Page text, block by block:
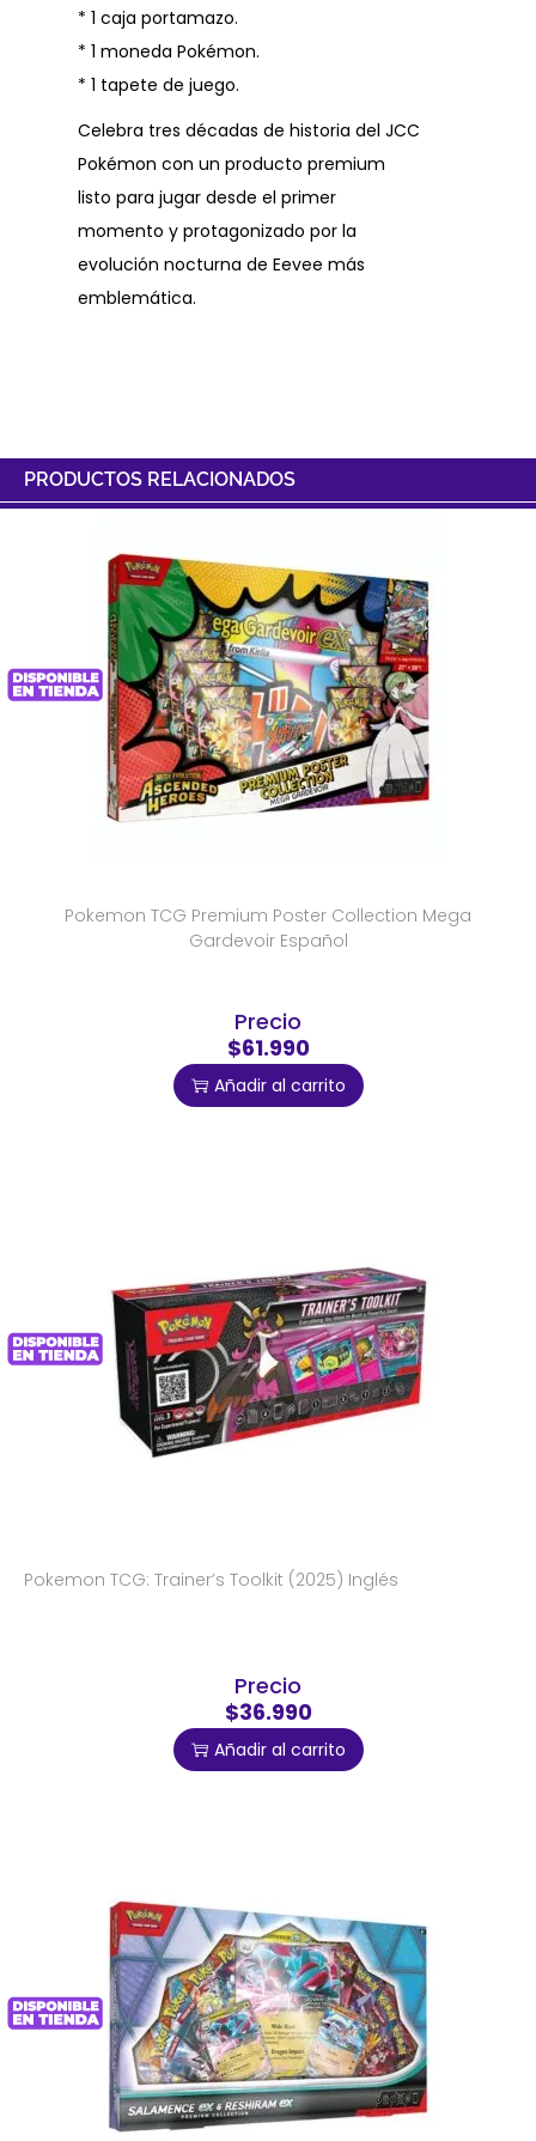
* 1 caja portamazo.
* 1 moneda Pokémon.
* 1 tapete de juego.
Celebra tres décadas de historia del JCC
Pokémon con un producto premium
listo para jugar desde el primer
momento y protagonizado por la
evolución nocturna de Eevee más
emblemática.
PRODUCTOS RELACIONADOS
Pokemon TCG Premium Poster Collection Mega
Gardevoir Español
Precio
$61.990
Añadir al carrito
Pokemon TCG: Trainer’s Toolkit (2025) Inglés
Precio
$36.990
Añadir al carrito